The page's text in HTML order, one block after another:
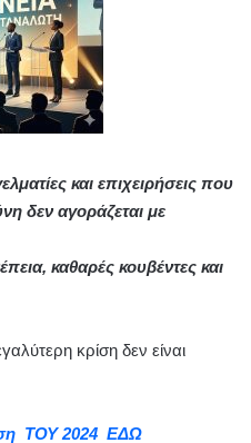
και επιχειρήσεις που
δεν αγοράζεται με
καθαρές κουβέντες και
κρίση δεν είναι
ΤΟΥ 2024 ΕΔΩ